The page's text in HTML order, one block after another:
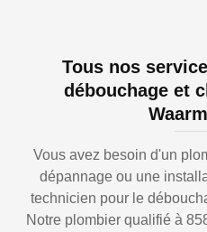
Tous nos
débouchage et
Vous avez besoin d'un
dépannage ou une
technicien pour le
Notre plombier qualifié à